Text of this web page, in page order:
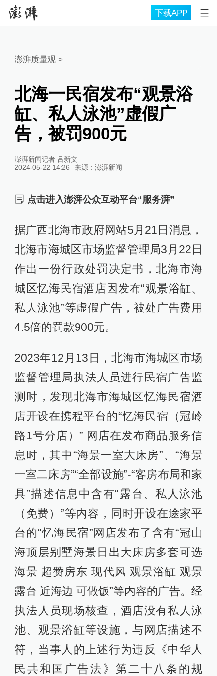
下载APP
澎湃质量观>
北海一民宿发布“观景浴
缸、私人泳池”虚假广
告，被罚900元
澎湃新闻记者 吕新文
2024-05-22 14:26
来源： 澎湃新闻
点击进入澎湃公众互动平台“服务湃”
据广西北海市政府网站5月21日消息，
北海市海城区市场监督管理局3月22日
作出一份行政处罚决定书，北海市海
城区忆海民宿酒店因发布“观景浴缸、
私人泳池”等虚假广告，被处广告费用
4.5倍的罚款900元。
2023年12月13日，北海市海城区市场
监督管理局执法人员进行民宿广告监
测时，发现北海市海城区忆海民宿酒
店开设在携程平台的“忆海民宿（冠岭
路1号分店）” 网店在发布商品服务信
息时，其中“海景一室大床房”、“海景
一室二床房”“全部设施”-“客房布局和家
具”描述信息中含有“露台、私人泳池
（免费）”等内容，同时开设在途家平
台的“忆海民宿”网店发布了含有“冠山
海顶层别墅海景日出大床房多套可选
海景 超赞房东 现代风 观景浴缸 观景
露台 近海边 可做饭”等内容的广告。经
执法人员现场核查，酒店没有私人泳
池、观景浴缸等设施，与网店描述不
符，当事人的上述行为违反《中华人
民共和国广告法》第二十八条的规